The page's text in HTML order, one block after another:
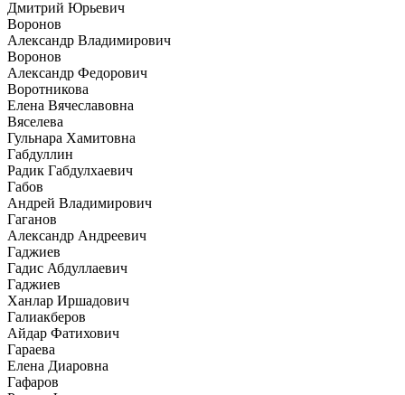
Дмитрий Юрьевич
Воронов
Александр Владимирович
Воронов
Александр Федорович
Воротникова
Елена Вячеславовна
Вяселева
Гульнара Хамитовна
Габдуллин
Радик Габдулхаевич
Габов
Андрей Владимирович
Гаганов
Александр Андреевич
Гаджиев
Гадис Абдуллаевич
Гаджиев
Ханлар Иршадович
Галиакберов
Айдар Фатихович
Гараева
Елена Диаровна
Гафаров